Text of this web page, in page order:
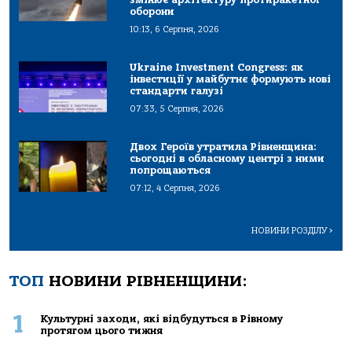
оборони
10:13, 6 Серпня, 2026
Ukraine Investment Congress: як
інвестиції у майбутнє формують нові
стандарти галузі
07:33, 5 Серпня, 2026
Двох Героїв утратила Рівненщина:
сьогодні в обласному центрі з ними
попрощаються
07:12, 4 Серпня, 2026
НОВИНИ РОЗДІЛУ>
ТОП НОВИНИ РІВНЕНЩИНИ:
1
Культурні заходи, які відбудуться в Рівному
протягом цього тижня